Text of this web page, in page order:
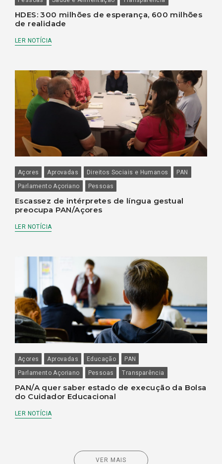
HDES: 300 milhões de esperança, 600 milhões
de realidade
LER NOTÍCIA
Açores Aprovadas Direitos Sociais e Humanos
PAN
Parlamento Açoriano
Pessoas
Escassez de intérpretes de língua gestual
preocupa PAN/Açores
LER NOTÍCIA
Açores Aprovadas Educação
PAN
Parlamento Açoriano
Pessoas Transparência
PAN/A quer saber estado de execução da Bolsa
do Cuidador Educacional
LER NOTÍCIA
VER MAIS